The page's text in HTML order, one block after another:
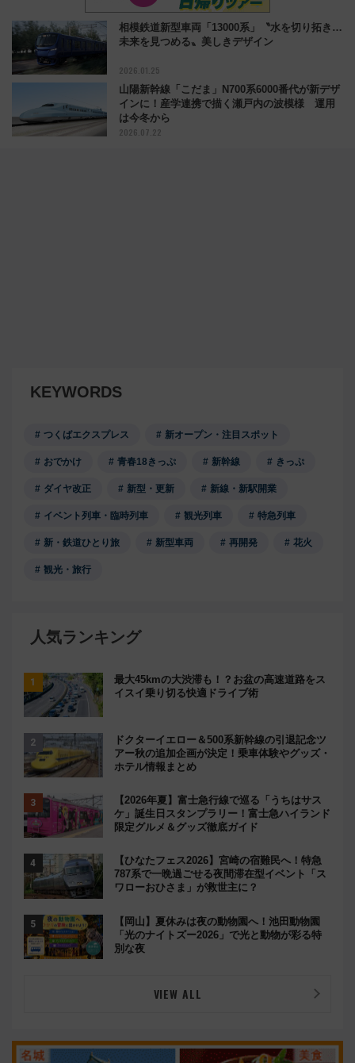
相模鉄道新型車両「13000系」〝水を切り拓き…
未来を見つめる〟美しきデザイン
2026.01.25
山陽新幹線「こだま」N700系6000番代が新デザ
インに！産学連携で描く瀬戸内の波模様 運用
は今冬から
2026.07.22
KEYWORDS
つくばエクスプレス 新オープン・注目スポット
おでかけ 青春18きっぷ 新幹線 きっぷ
ダイヤ改正 新型・更新 新線・新駅開業
イベント列車・臨時列車 観光列車 特急列車
新・鉄道ひとり旅 新型車両 再開発 花火
観光・旅行
人気ランキング
最大45kmの大渋滞も！？お盆の高速道路をス
イスイ乗り切る快適ドライブ術
ドクターイエロー＆500系新幹線の引退記念ツ
アー秋の追加企画が決定！乗車体験やグッズ・
ホテル情報まとめ
【2026年夏】富士急行線で巡る「うちはサス
ケ」誕生日スタンプラリー！富士急ハイランド
限定グルメ＆グッズ徹底ガイド
【ひなたフェス2026】宮崎の宿難民へ！特急
787系で一晩過ごせる夜間滞在型イベント「ス
ワローおひさま」が救世主に？
【岡山】夏休みは夜の動物園へ！池田動物園
「光のナイトズー2026」で光と動物が彩る特
別な夜
VIEW ALL